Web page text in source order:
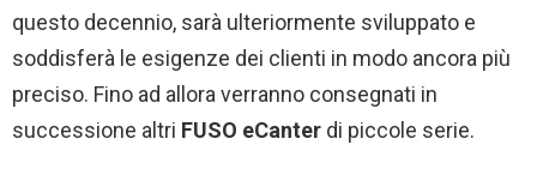
questo decennio, sarà ulteriormente sviluppato e
soddisferà le esigenze dei clienti in modo ancora più
preciso. Fino ad allora verranno consegnati in
successione altri FUSO eCanter di piccole serie.